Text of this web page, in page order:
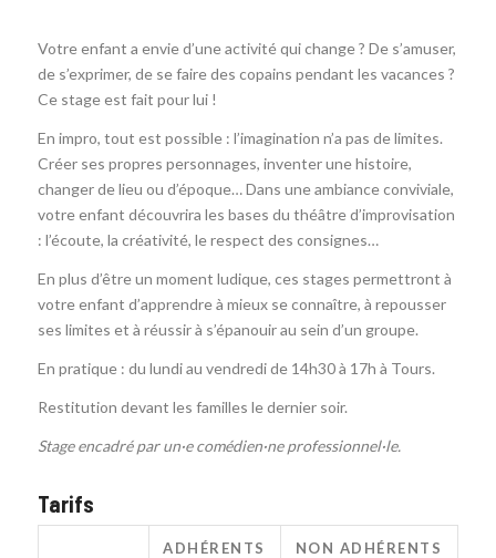
Votre enfant a envie d’une activité qui change ? De s’amuser,
de s’exprimer, de se faire des copains pendant les vacances ?
Ce stage est fait pour lui !
En impro, tout est possible : l’imagination n’a pas de limites.
Créer ses propres personnages, inventer une histoire,
changer de lieu ou d’époque… Dans une ambiance conviviale,
votre enfant découvrira les bases du théâtre d’improvisation
: l’écoute, la créativité, le respect des consignes…
En plus d’être un moment ludique, ces stages permettront à
votre enfant d’apprendre à mieux se connaître, à repousser
ses limites et à réussir à s’épanouir au sein d’un groupe.
En pratique : du lundi au vendredi de 14h30 à 17h à Tours.
Restitution devant les familles le dernier soir.
Stage encadré par un·e comédien·ne professionnel·le.
Tarifs
ADHÉRENTS NON ADHÉRENTS